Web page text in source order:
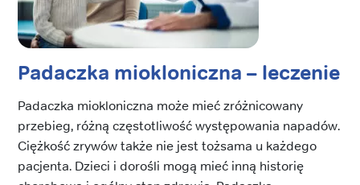
Padaczka miokloniczna – leczenie
Padaczka miokloniczna może mieć zróżnicowany
przebieg, różną częstotliwość występowania napadów.
Ciężkość zrywów także nie jest tożsama u każdego
pacjenta. Dzieci i dorośli mogą mieć inną historię